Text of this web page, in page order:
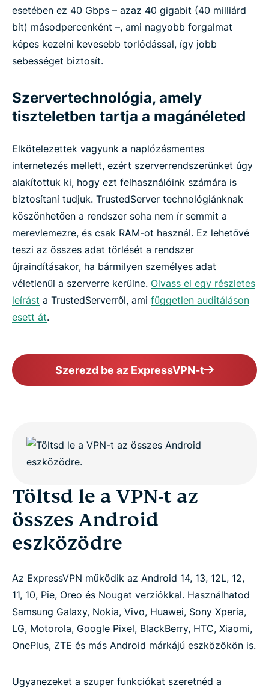
esetében ez 40 Gbps – azaz 40 gigabit (40 milliárd
bit) másodpercenként –, ami nagyobb forgalmat
képes kezelni kevesebb torlódással, így jobb
sebességet biztosít.
Szervertechnológia, amely
tiszteletben tartja a magánéleted
Elkötelezettek vagyunk a naplózásmentes
internetezés mellett, ezért szerverrendszerünket úgy
alakítottuk ki, hogy ezt felhasználóink számára is
biztosítani tudjuk. TrustedServer technológiánknak
köszönhetően a rendszer soha nem ír semmit a
merevlemezre, és csak RAM-ot használ. Ez lehetővé
teszi az összes adat törlését a rendszer
újraindításakor, ha bármilyen személyes adat
véletlenül a szerverre kerülne. Olvass el egy részletes
leírást a TrustedServerről, ami független auditáláson
esett át.
Szerezd be az ExpressVPN-t
Töltsd le a VPN-t az
összes Android
eszközödre
Az ExpressVPN működik az Android 14, 13, 12L, 12,
11, 10, Pie, Oreo és Nougat verziókkal. Használhatod
Samsung Galaxy, Nokia, Vivo, Huawei, Sony Xperia,
LG, Motorola, Google Pixel, BlackBerry, HTC, Xiaomi,
OnePlus, ZTE és más Android márkájú eszközökön is.
Ugyanezeket a szuper funkciókat szeretnéd a